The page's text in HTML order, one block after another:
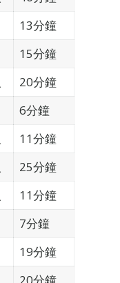
13分鐘
15分鐘
20分鐘
6分鐘
11分鐘
25分鐘
11分鐘
7分鐘
19分鐘